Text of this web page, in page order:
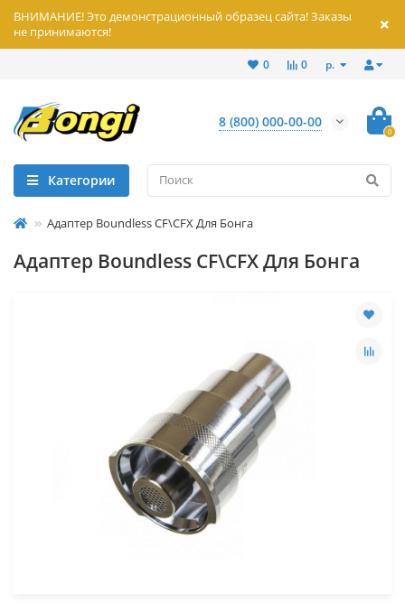
ВНИМАНИЕ! Это демонстрационный образец сайта! Заказы
не принимаются!
р.
0
0
8 (800) 000-00-00
0
Категории
Адаптер Boundless CF\CFX Для Бонга
Адаптер Boundless CF\CFX Для Бонга